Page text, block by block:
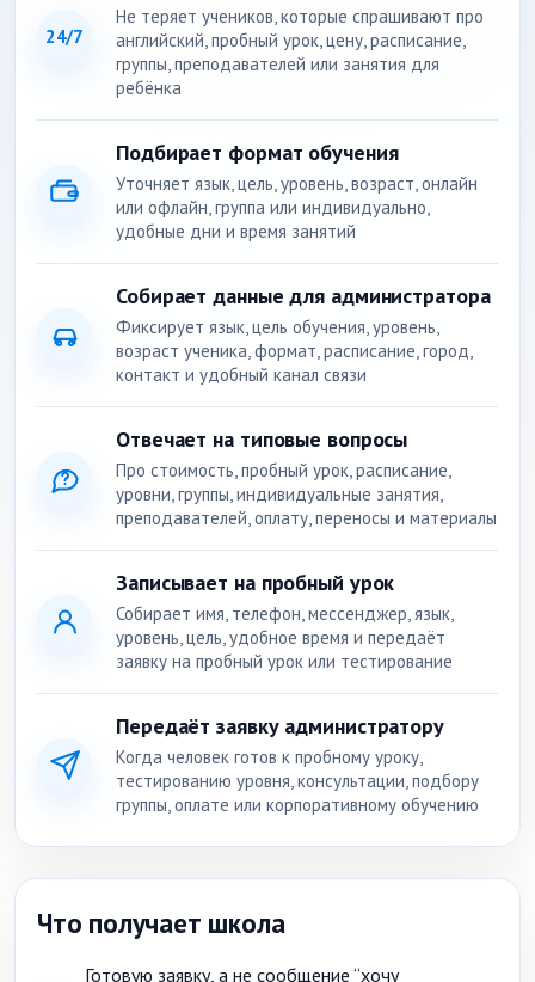
24/7
Не теряет учеников, которые спрашивают про
английский, пробный урок, цену, расписание,
группы, преподавателей или занятия для
ребёнка
Подбирает формат обучения
Уточняет язык, цель, уровень, возраст, онлайн
или офлайн, группа или индивидуально,
удобные дни и время занятий
Собирает данные для администратора
Фиксирует язык, цель обучения, уровень,
возраст ученика, формат, расписание, город,
контакт и удобный канал связи
Отвечает на типовые вопросы
Про стоимость, пробный урок, расписание,
уровни, группы, индивидуальные занятия,
преподавателей, оплату, переносы и материалы
Записывает на пробный урок
Собирает имя, телефон, мессенджер, язык,
уровень, цель, удобное время и передаёт
заявку на пробный урок или тестирование
Передаёт заявку администратору
Когда человек готов к пробному уроку,
тестированию уровня, консультации, подбору
группы, оплате или корпоративному обучению
Что получает школа
Готовую заявку, а не сообщение “хочу